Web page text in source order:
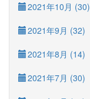
2021年10月 (30)
2021年9月 (32)
2021年8月 (14)
2021年7月 (30)